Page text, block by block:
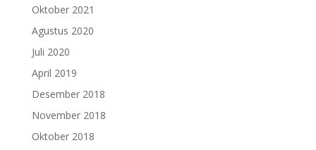
Oktober 2021
Agustus 2020
Juli 2020
April 2019
Desember 2018
November 2018
Oktober 2018